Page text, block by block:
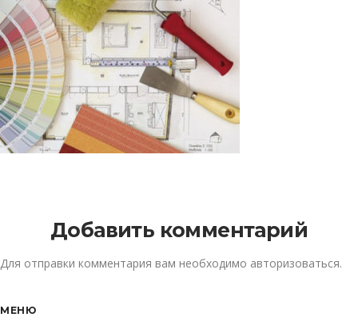
Добавить комментарий
Для отправки комментария вам необходимо авторизоваться.
МЕНЮ